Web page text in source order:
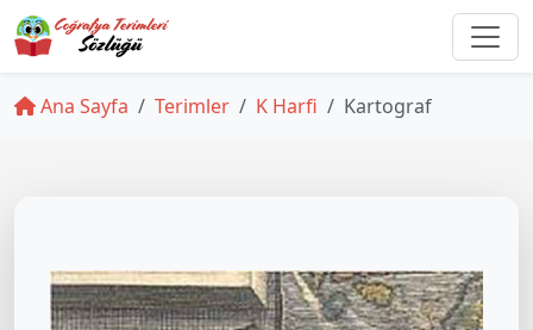
Ana Sayfa Terimler K Harfi Kartograf